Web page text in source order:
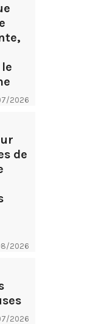
2026
de
2026
2026